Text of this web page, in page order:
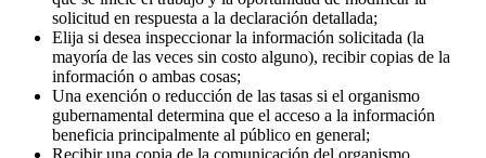
solicitud en respuesta a la declaración detallada;
Elija si desea inspeccionar la información solicitada (la
mayoría de las veces sin costo alguno), recibir copias de la
información o ambas cosas;
Una exención o reducción de las tasas si el organismo
gubernamental determina que el acceso a la información
beneficia principalmente al público en general;
Recibir una copia de la comunicación del organismo